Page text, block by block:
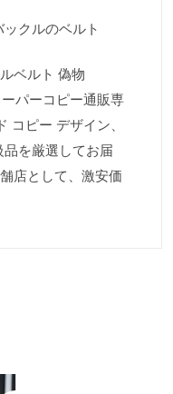
クルのベルト
ベルト 偽物
パーコピー通販専
ピー デザイン、
を厳選してお届
店として、激安価